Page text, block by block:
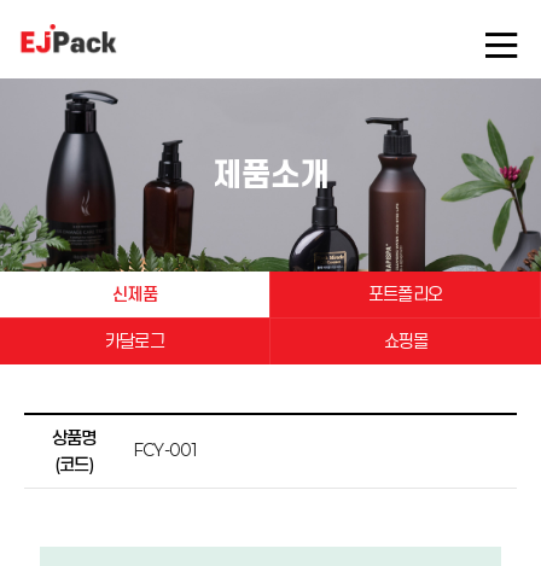
제품소개
신제품 포트폴리오
카달로그 쇼핑몰
상품명
(코드)
FCY-001